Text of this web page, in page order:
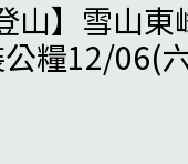
山】雪山
糧12/06(